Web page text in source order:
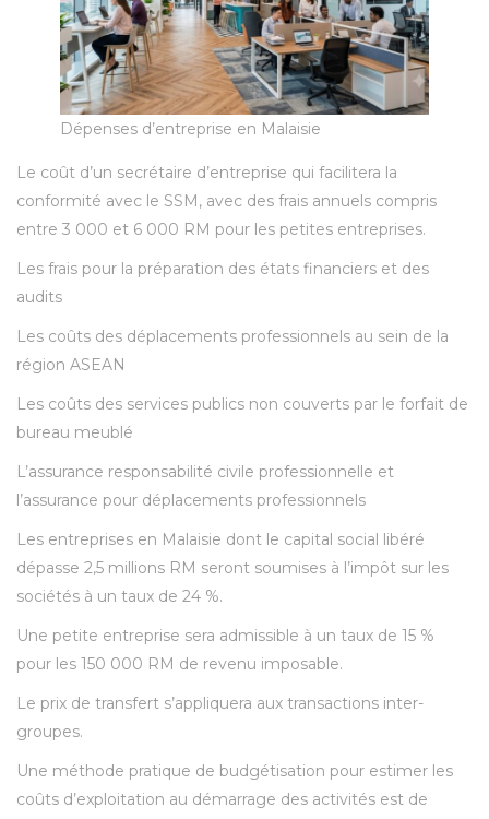
Dépenses d’entreprise en Malaisie
Le coût d’un secrétaire d’entreprise qui facilitera la
conformité avec le SSM, avec des frais annuels compris
entre 3 000 et 6 000 RM pour les petites entreprises.
Les frais pour la préparation des états financiers et des
audits
Les coûts des déplacements professionnels au sein de la
région ASEAN
Les coûts des services publics non couverts par le forfait de
bureau meublé
L’assurance responsabilité civile professionnelle et
l’assurance pour déplacements professionnels
Les entreprises en Malaisie dont le capital social libéré
dépasse 2,5 millions RM seront soumises à l’impôt sur les
sociétés à un taux de 24 %.
Une petite entreprise sera admissible à un taux de 15 %
pour les 150 000 RM de revenu imposable.
Le prix de transfert s’appliquera aux transactions inter-
groupes.
Une méthode pratique de budgétisation pour estimer les
coûts d’exploitation au démarrage des activités est de